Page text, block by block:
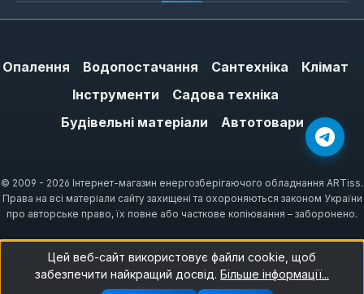
Сценарії застосування
240 л. Якщо ви використовуєте
твердопаливний котел, де температура
може різко зростати, обирайте модель з
котлів з автоматикою достатньо 4-6 бар. У
системах з примусовою циркуляцією бак
встановлюють на зворотній лінії перед
насосом.
Опалення Водопостачання Сантехніка
Клімат
Інструменти
Садова техніка
Будівельні матеріали
Автотовари
© 2009 - 2026 Інтернет-магазин енергозберігаючого обладнання ARTiss.
Права на всі матеріали сайту захищені та охороняються законом України
про авторське право, їх повне або часткове копіювання – заборонено.
Цей веб-сайт використовує файли cookie, щоб
забезпечити найкращий досвід. Більше інформації...